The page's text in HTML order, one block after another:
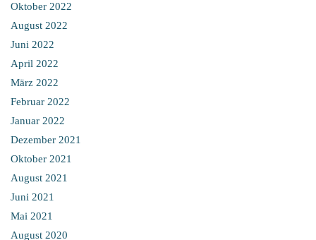
Oktober 2022
August 2022
Juni 2022
April 2022
März 2022
Februar 2022
Januar 2022
Dezember 2021
Oktober 2021
August 2021
Juni 2021
Mai 2021
August 2020